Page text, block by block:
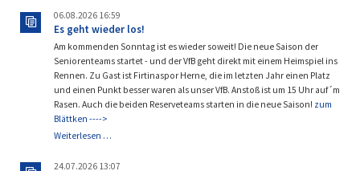
GmbH
sponsert
unsere
G3!
06.08.2026 16:59
Es geht wieder los!
Am kommenden Sonntag ist es wieder soweit! Die neue Saison der
Seniorenteams startet - und der VfB geht direkt mit einem Heimspiel ins
Rennen. Zu Gast ist Firtinaspor Herne, die im letzten Jahr einen Platz
und einen Punkt besser waren als unser VfB. Anstoß ist um 15 Uhr auf´m
Rasen. Auch die beiden Reserveteams starten in die neue Saison! zum
Blättken ---->
Weiterlesen …Es
wieder
24.07.2026 13:07